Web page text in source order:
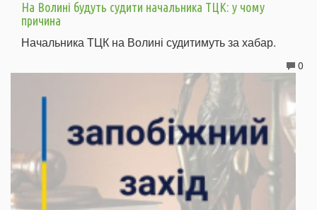
На Волині будуть судити начальника ТЦК: у чому
причина
Начальника ТЦК на Волині судитимуть за хабар.
0